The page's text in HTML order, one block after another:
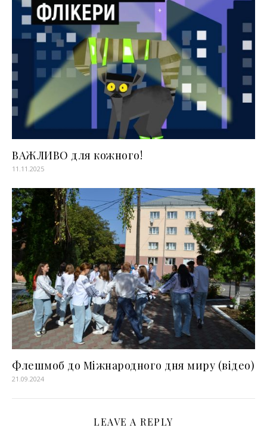
ВАЖЛИВО для кожного!
11.11.2025
Флешмоб до Міжнародного дня миру (відео)
21.09.2024
LEAVE A REPLY